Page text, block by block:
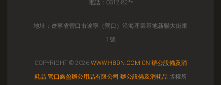
電話：0312-82**
地址：遼寧省營口市遼寧（營口）沿海產業基地新聯大街東
1號
COPYRIGHT © 2026 WWW.HBDN.COM.CN 辦公設備及消
耗品 營口鑫盈辦公用品有限公司 辦公設備及消耗品 版權所